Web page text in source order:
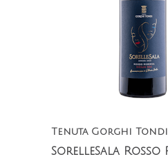
Tenuta Gorghi Tondi